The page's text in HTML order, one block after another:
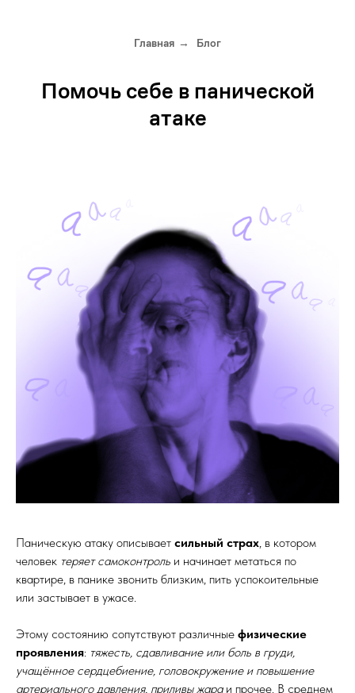
Главная → Блог
Помочь себе в панической
атаке
Паническую атаку описывает сильный страх, в котором
человек теряет самоконтроль и начинает метаться по
квартире, в панике звонить близким, пить успокоительные
или застывает в ужасе.
Этому состоянию сопутствуют различные физические
проявления: тяжесть, сдавливание или боль в груди,
учащённое сердцебиение, головокружение и повышение
артериального давления, приливы жараи прочее. В среднем